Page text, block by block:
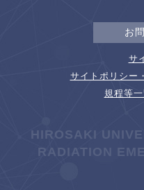
お
サ
サイトポリシー
規程等
HIROSAKI
RADIATION